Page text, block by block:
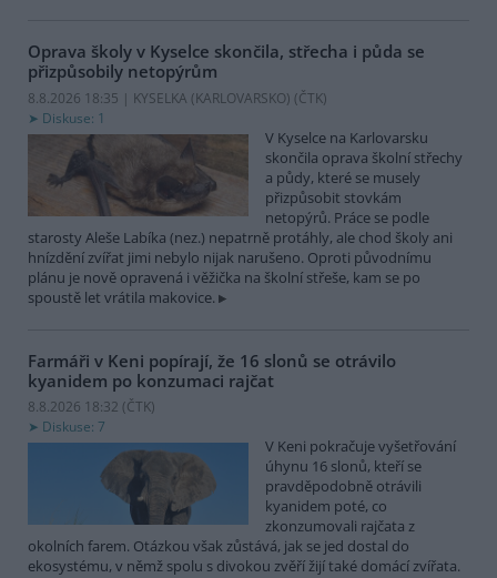
Oprava školy v Kyselce skončila, střecha i půda se
přizpůsobily netopýrům
8.8.2026 18:35 | KYSELKA (KARLOVARSKO) (ČTK)
Diskuse: 1
V Kyselce na Karlovarsku
skončila oprava školní střechy
a půdy, které se musely
přizpůsobit stovkám
netopýrů. Práce se podle
starosty Aleše Labíka (nez.) nepatrně protáhly, ale chod školy ani
hnízdění zvířat jimi nebylo nijak narušeno. Oproti původnímu
plánu je nově opravená i věžička na školní střeše, kam se po
spoustě let vrátila makovice.
Farmáři v Keni popírají, že 16 slonů se otrávilo
kyanidem po konzumaci rajčat
8.8.2026 18:32 (ČTK)
Diskuse: 7
V Keni pokračuje vyšetřování
úhynu 16 slonů, kteří se
pravděpodobně otrávili
kyanidem poté, co
zkonzumovali rajčata z
okolních farem. Otázkou však zůstává, jak se jed dostal do
ekosystému, v němž spolu s divokou zvěří žijí také domácí zvířata.